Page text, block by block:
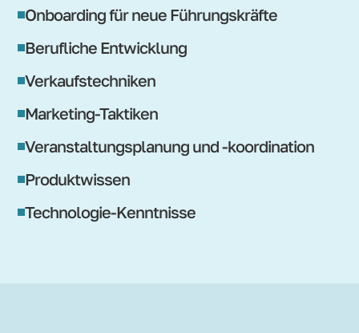
Onboarding für neue Führungskräfte
Berufliche Entwicklung
Verkaufstechniken
Marketing-Taktiken
Veranstaltungsplanung und -koordination
Produktwissen
Technologie-Kenntnisse